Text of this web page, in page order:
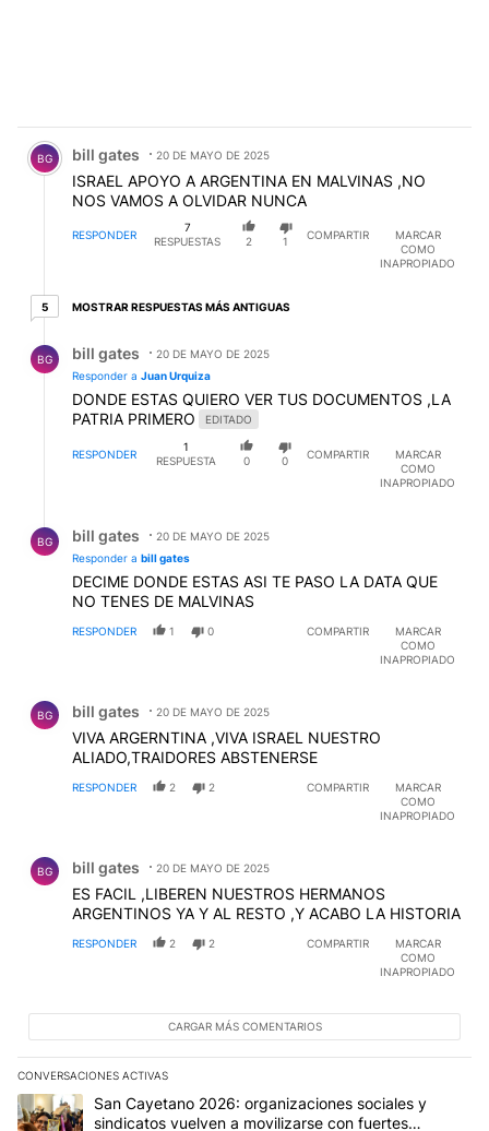
Comentario de bill gates.
BG bill gates 20 DE MAYO DE 2025
ISRAEL APOYO A ARGENTINA EN MALVINAS ,NO
NOS VAMOS A OLVIDAR NUNCA
RESPONDER
7
RESPUESTAS
2 1
COMPARTIR
MARCAR
COMO
INAPROPIADO
55 respuestas más antiguas
MOSTRAR RESPUESTAS MÁS ANTIGUAS
BG bill gates
20 DE MAYO DE 2025
Responder a Juan Urquiza
DONDE ESTAS QUIERO VER TUS DOCUMENTOS ,LA
PATRIA PRIMERO
EDITADO
RESPONDER
1
RESPUESTA
0 0
COMPARTIR
MARCAR
COMO
INAPROPIADO
BG bill gates
20 DE MAYO DE 2025
Responder a bill gates
DECIME DONDE ESTAS ASI TE PASO LA DATA QUE
NO TENES DE MALVINAS
RESPONDER 1 0 COMPARTIR
MARCAR
COMO
INAPROPIADO
BG bill gates 20 DE MAYO DE 2025
VIVA ARGERNTINA ,VIVA ISRAEL NUESTRO
ALIADO,TRAIDORES ABSTENERSE
RESPONDER 2 2 COMPARTIR
MARCAR
COMO
INAPROPIADO
BG bill gates 20 DE MAYO DE 2025
ES FACIL ,LIBEREN NUESTROS HERMANOS
ARGENTINOS YA Y AL RESTO ,Y ACABO LA HISTORIA
RESPONDER 2 2 COMPARTIR
MARCAR
COMO
INAPROPIADO
CARGAR MÁS COMENTARIOS
CONVERSACIONES ACTIVAS
Este listado muestra los artículos con más comentarios en los
Un artículo de tendencia con el título "San Cayetano 2026:
San Cayetano 2026: organizaciones sociales y
sindicatos vuelven a movilizarse con fuertes